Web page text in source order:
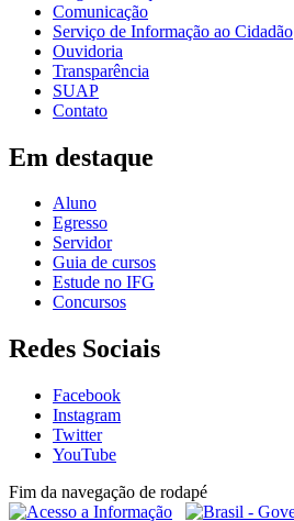
Comunicação
Serviço de Informação ao Cidadão
Ouvidoria
Transparência
SUAP
Contato
Em destaque
Aluno
Egresso
Servidor
Guia de cursos
Estude no IFG
Concursos
Redes Sociais
Facebook
Instagram
Twitter
YouTube
Fim da navegação de rodapé